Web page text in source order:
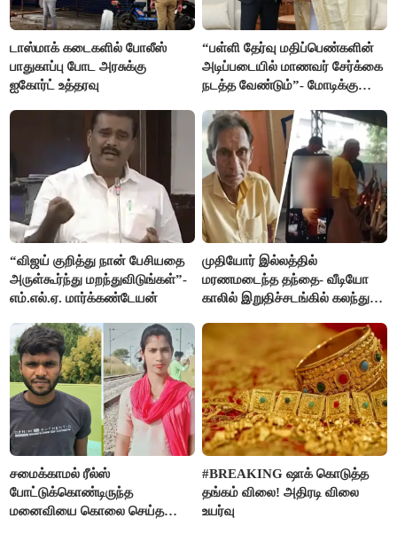
டாஸ்மாக் கடைகளில் போலீஸ்
பாதுகாப்பு போட அரசுக்கு
ஐகோர்ட் உத்தரவு
“பள்ளி தேர்வு மதிப்பெண்களின்
அடிப்படையில் மாணவர் சேர்க்கை
நடத்த வேண்டும்”- மோடிக்கு
“விஜய் குறித்து நான் பேசியதை
அருள்கூர்ந்து மறந்துவிடுங்கள்”-
எம்.எல்.ஏ. மார்க்கண்டேயன்
முதியோர் இல்லத்தில்
மரணமடைந்த தந்தை- வீடியோ
காலில் இறுதிச்சடங்கில் கலந்து
சமைக்காமல் ரீல்ஸ்
போட்டுக்கொண்டிருந்த
மனைவியை கொலை செய்த
#BREAKING ஷாக் கொடுத்த
தங்கம் விலை! அதிரடி விலை
உயர்வு